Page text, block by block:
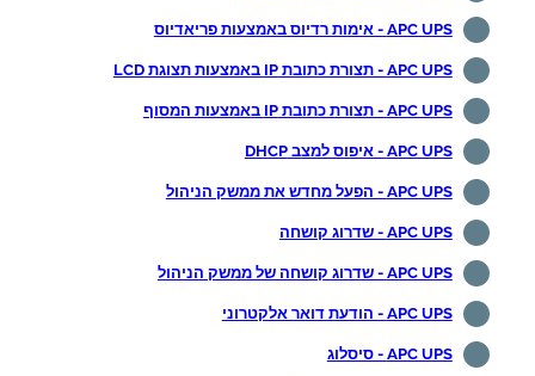
APC UPS - אימות רדיוס באמצעות פריאדיוס
APC UPS - תצורת כתובת IP באמצעות תצוגת LCD
APC UPS - תצורת כתובת IP באמצעות המסוף
APC UPS - איפוס למצב DHCP
APC UPS - הפעל מחדש את ממשק הניהול
APC UPS - שדרוג קושחה
APC UPS - שדרוג קושחה של ממשק הניהול
APC UPS - הודעת דואר אלקטרוני
APC UPS - סיסלוג